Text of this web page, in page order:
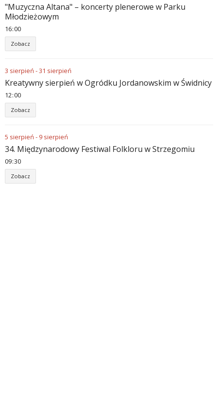
"Muzyczna Altana" – koncerty plenerowe w Parku
Młodzieżowym
16:00
Zobacz
3 sierpień -31 sierpień
Kreatywny sierpień w Ogródku Jordanowskim w Świdnicy
12:00
Zobacz
5 sierpień - 9 sierpień
34. Międzynarodowy Festiwal Folkloru w Strzegomiu
09:30
Zobacz